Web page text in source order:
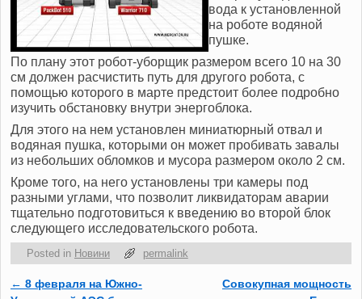
вода к установленной
на роботе водяной
пушке.
По плану этот робот-уборщик размером всего 10 на 30
см должен расчистить путь для другого робота, с
помощью которого в марте предстоит более подробно
изучить обстановку внутри энергоблока.
Для этого на нем установлен миниатюрный отвал и
водяная пушка, которыми он может пробивать завалы
из небольших обломков и мусора размером около 2 см.
Кроме того, на него установлены три камеры под
разными углами, что позволит ликвидаторам аварии
тщательно подготовиться к введению во второй блок
следующего исследовательского робота.
Posted in Новини permalink
Post navigation
← 8 февраля на Южно-
Совокупная мощность